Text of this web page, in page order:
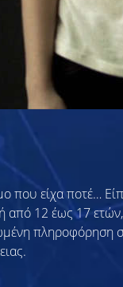
που είχα ποτέ…
από 12 έως 17
πληροφόρηση